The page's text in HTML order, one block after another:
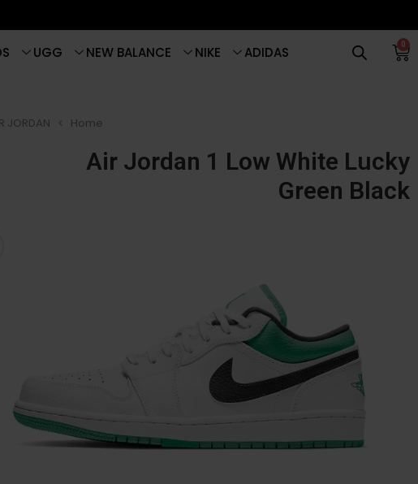
0
ADIDAS
NIKE
NEW BALANCE
UGG
Home
JORDAN
Air Jordan 1 Low White Lucky
Green Black